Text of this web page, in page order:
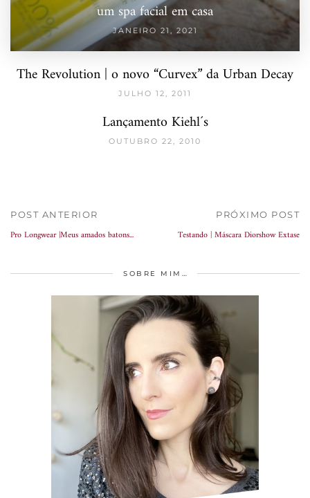
um spa facial em casa
JANEIRO 21, 2021
The Revolution | o novo “Curvex” da Urban Decay
JULHO 12, 2011
Lançamento Kiehl´s
OUTUBRO 22, 2010
POST ANTERIOR
Pro Longwear |Meus amados batons...
PRÓXIMO POST
Testando | Máscara Diorshow Extase
SOBRE MIM…